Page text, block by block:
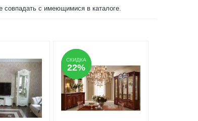
совпадать с имеющимися в каталоге.
СКИДКА
22%
СКИДКА
22%